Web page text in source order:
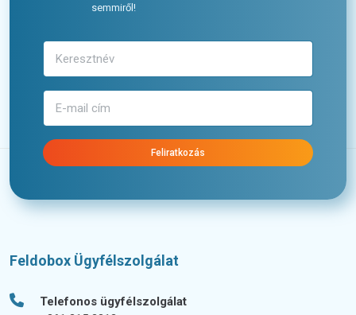
semmiről!
Feliratkozás
Feldobox Ügyfélszolgálat
Telefonos ügyfélszolgálat